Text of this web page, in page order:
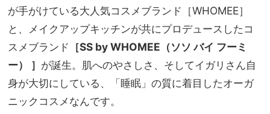
が手がけている大人気コスメブランド［WHOMEE］
と、メイクアップキッチンが共にプロデュースしたコ
スメブランド ［SS by WHOMEE（ソソ バイ フーミ
ー） ］ が誕生。肌へのやさしさ、そしてイガリさん自
身が大切にしている、「睡眠」の質に着目したオーガ
ニックコスメなんです。